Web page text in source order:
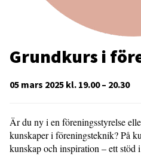
Grundkurs i
05 mars 2025 kl. 19.00 – 20.30
Är du ny i en föreningsstyrelse
kunskaper i föreningsteknik? På
kunskap och inspiration – ett stöd